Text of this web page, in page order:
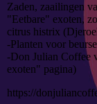
Zaden, zaailingen
"Eetbare" exoten,
citrus histrix
-Planten voor
-Don Julian Coffee
exoten" pagina)
https://